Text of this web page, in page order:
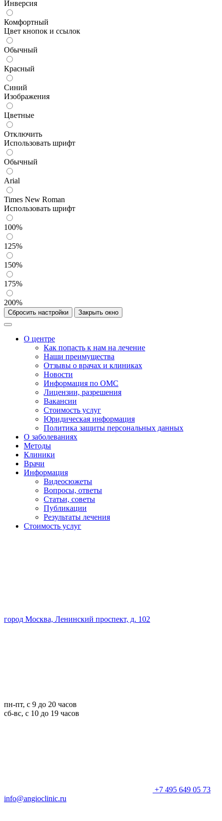
Инверсия
Комфортный
Цвет кнопок и ссылок
Обычный
Красный
Синий
Изображения
Цветные
Отключить
Использовать шрифт
Обычный
Arial
Times New Roman
Использовать шрифт
100%
125%
150%
175%
200%
Сбросить настройки Закрыть окно
О центре
Как попасть к нам на лечение
Наши преимущества
Отзывы о врачах и клиниках
Новости
Информация по ОМС
Лицензии, разрешения
Вакансии
Стоимость услуг
Юридическая информация
Политика защиты персональных данных
О заболеваниях
Методы
Клиники
Врачи
Информация
Видеосюжеты
Вопросы, ответы
Статьи, советы
Публикации
Результаты лечения
Стоимость услуг
город Москва, Ленинский проспект, д. 102
пн-пт, с 9 до 20 часов
сб-вс, с 10 до 19 часов
+7 495 649 05 73
info@angioclinic.ru